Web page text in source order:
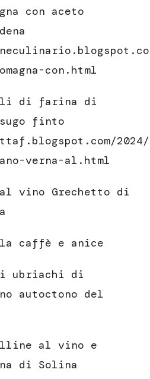
con aceto
con.html
di farina di
finto
verna-al.html
al vino Grechetto di
caffè e anice
ubriachi di
autoctono del
al vino e
di Solina